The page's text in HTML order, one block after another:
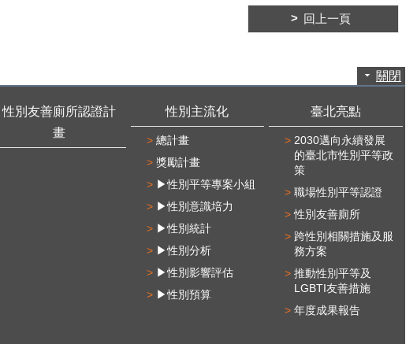
回上一頁
關閉
性別友善廁所認證計
畫
性別主流化
總計畫
獎勵計畫
▶性別平等專案小組
▶性別意識培力
▶性別統計
▶性別分析
▶性別影響評估
▶性別預算
臺北亮點
2030邁向永續發展
的臺北市性別平等政
策
職場性別平等認證
性別友善廁所
跨性別相關措施及服
務方案
推動性別平等及
LGBTI友善措施
年度成果報告